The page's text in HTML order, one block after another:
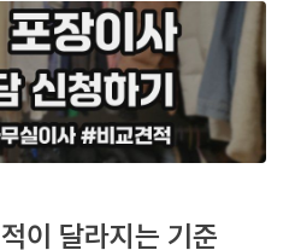
이 달라지는 기준